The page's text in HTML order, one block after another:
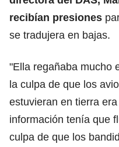
recibían presiones
se tradujera en bajas.
"Ella regañaba mucho
la culpa de que los
estuvieran en tierra
información tenía que
culpa de que los